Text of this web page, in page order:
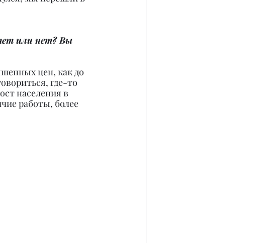
или нет? Вы
цен, как до
где-то
населения в
работы, более